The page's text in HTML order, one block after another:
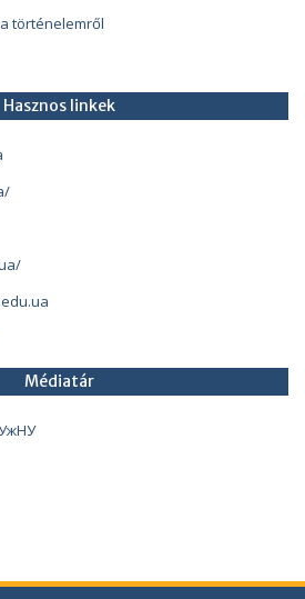
történelemről
Hasznos linkek
Médiatár